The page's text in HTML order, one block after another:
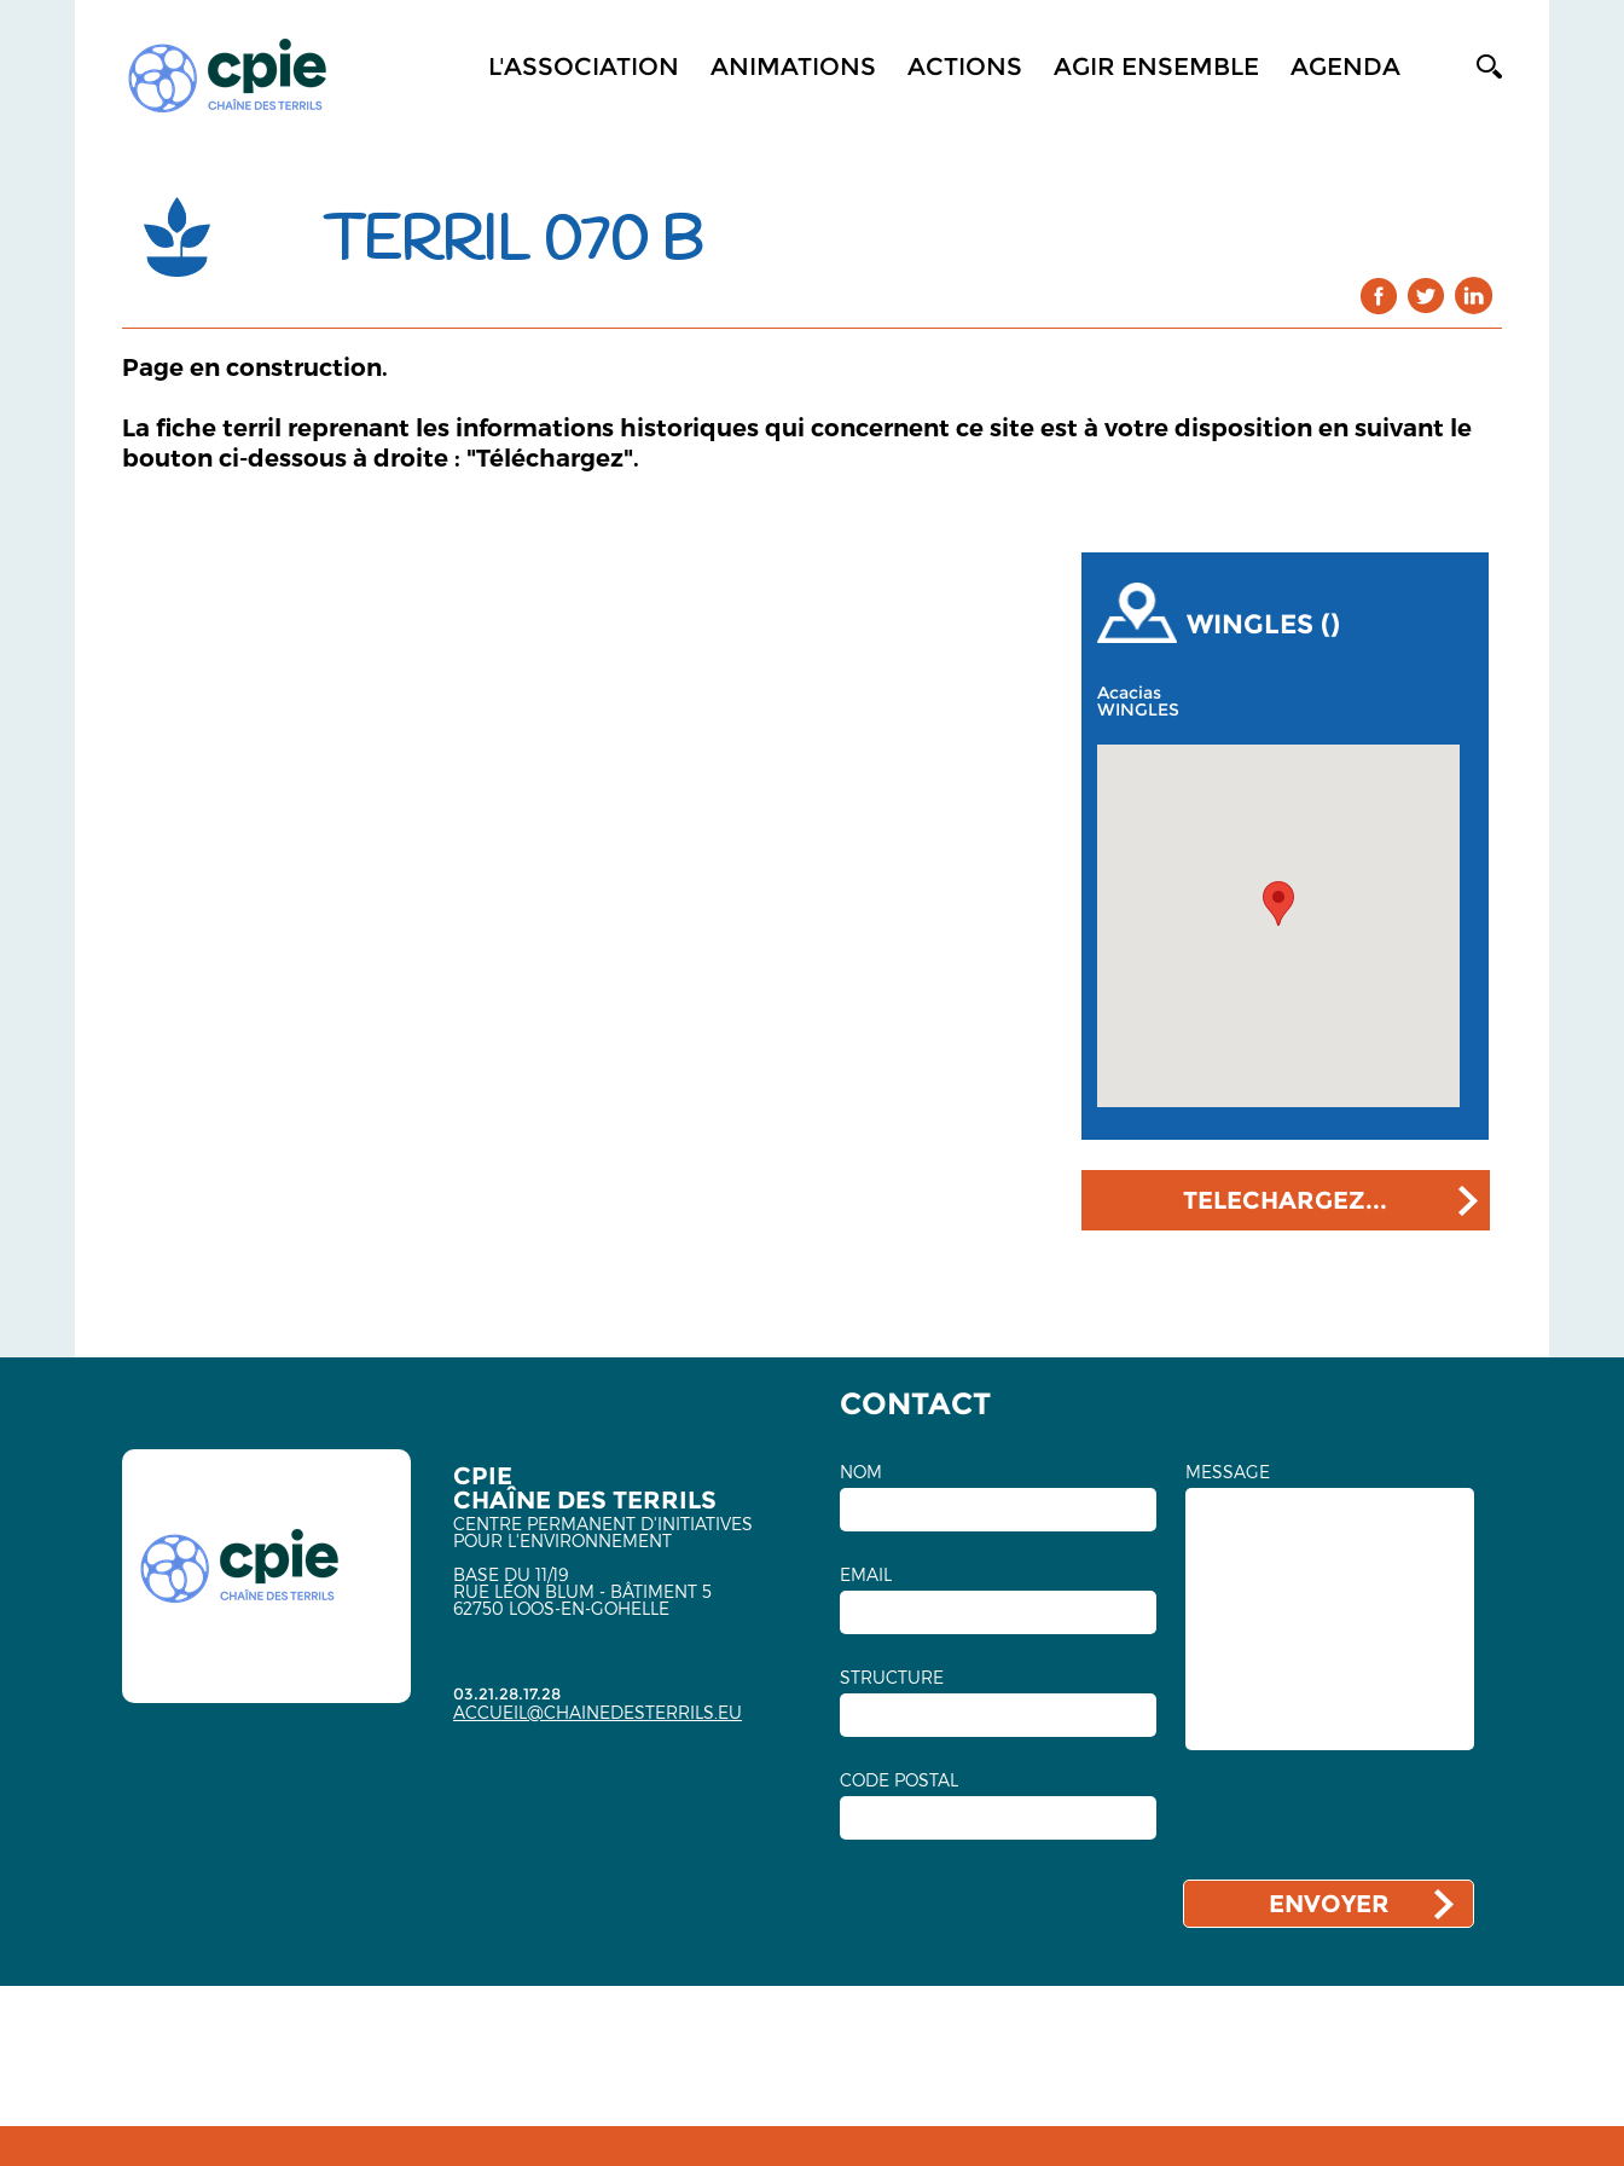
L'ASSOCIATION ANIMATIONS ACTIONS AGIR ENSEMBLE AGENDA
TERRIL 070 B
Page en construction.
La fiche terril reprenant les informations historiques qui concernent ce site est à votre disposition en suivant le
bouton ci-dessous à droite : "Téléchargez".
WINGLES ()
Acacias
WINGLES
TELECHARGEZ...
CPIE
CHAÎNE DES TERRILS
CENTRE PERMANENT D'INITIATIVES
POUR L'ENVIRONNEMENT
BASE DU 11/19
RUE LÉON BLUM - BÂTIMENT 5
62750 LOOS-EN-GOHELLE
03.21.28.17.28
ACCUEIL@CHAINEDESTERRILS.EU
CONTACT
NOM
EMAIL
STRUCTURE
CODE POSTAL
MESSAGE